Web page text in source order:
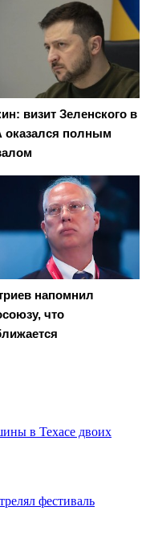
визит Зеленского в
полным
напомнил
что
в Техасе двоих
фестиваль